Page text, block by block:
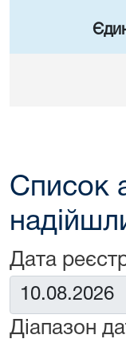
Список
Дата
Від:
Діапазон